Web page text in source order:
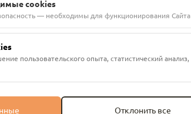
cookies
— необходимы для функционирования Сайта
пользовательского опыта, статистический анализ,
Отклонить все